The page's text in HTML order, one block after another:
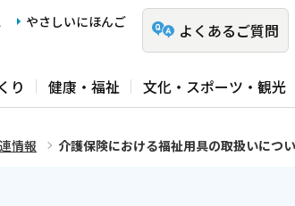
やさしいにほんご よくあるご質問
り 健康・福祉 文化・スポーツ・観光
情報 介護保険における福祉用具の取扱いにつ